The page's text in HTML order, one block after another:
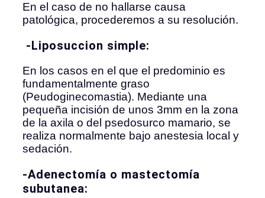
En el caso de no hallarse causa
patológica, procederemos a su resolución.
-Liposuccion simple:
En los casos en el que el predominio es
fundamentalmente graso
(Peudoginecomastia). Mediante una
pequeña incisión de unos 3mm en la zona
de la axila o del psedosurco mamario, se
realiza normalmente bajo anestesia local y
sedación.
-Adenectomía o mastectomía
subutanea: